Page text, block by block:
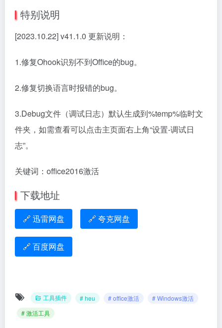
特别说明
[2023.10.22] v41.1.0 更新说明：
1.修复Ohook识别不到Office的bug。
2.修复切换语言时报错的bug。
3.Debug文件（调试日志）默认生成到%temp%临时文
件夹，如需查看可以点击主页面右上角“设置-调试日
志”。
关键词：office2016激活
下载地址
🔗 迅雷网盘 🔗 夸克网盘
🔗 百度网盘
工具插件 # heu # office激活
# Windows激活
# 激活工具